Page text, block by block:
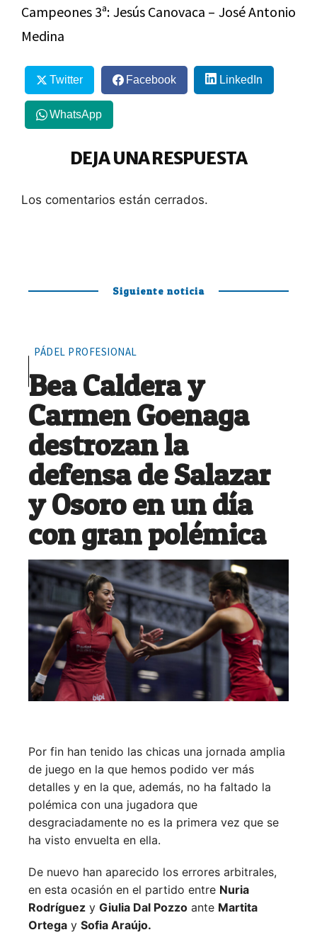
Campeones 3ª: Jesús Canovaca – José Antonio
Medina
Twitter Facebook LinkedIn
WhatsApp
DEJA UNA RESPUESTA
Los comentarios están cerrados.
Siguiente noticia
PÁDEL PROFESIONAL
Bea Caldera y
Carmen Goenaga
destrozan la
defensa de Salazar
y Osoro en un día
con gran polémica
Por fin han tenido las chicas una jornada amplia
de juego en la que hemos podido ver más
detalles y en la que, además, no ha faltado la
polémica con una jugadora que
desgraciadamente no es la primera vez que se
ha visto envuelta en ella.
De nuevo han aparecido los errores arbitrales,
en esta ocasión en el partido entre Nuria
Rodríguez y Giulia Dal Pozzo ante Martita
Ortega y Sofia Araújo.